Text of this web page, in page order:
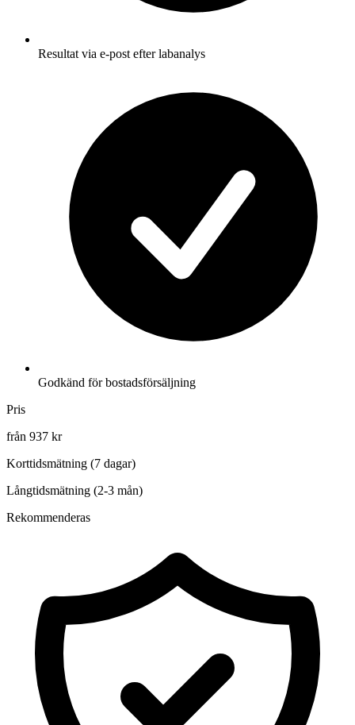
Resultat via e-post efter labanalys
Godkänd för bostadsförsäljning
Pris
från 937 kr
Korttidsmätning (7 dagar)
Långtidsmätning (2-3 mån)
Rekommenderas